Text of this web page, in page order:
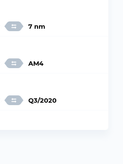
7 nm
AM4
Q3/2020